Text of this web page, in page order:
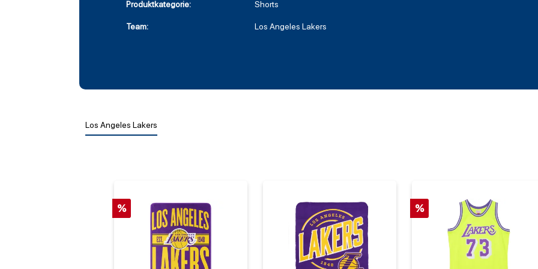
Produktkategorie: Shorts
Team: Los Angeles Lakers
Los Angeles Lakers
% %